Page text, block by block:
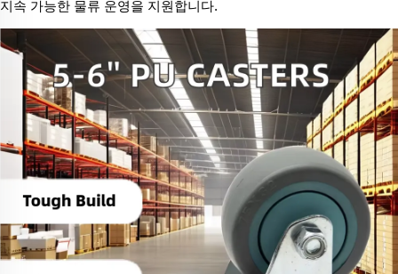
지속 가능한 물류 운영을 지원합니다.